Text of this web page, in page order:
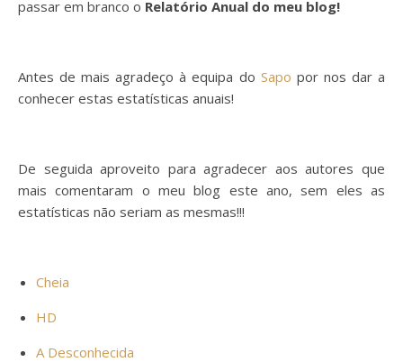
passar em branco o Relatório Anual do meu blog!
Antes de mais agradeço à equipa do Sapo por nos dar a
conhecer estas estatísticas anuais!
De seguida aproveito para agradecer aos autores que
mais comentaram o meu blog este ano, sem eles as
estatísticas não seriam as mesmas!!!
Cheia
HD
A Desconhecida